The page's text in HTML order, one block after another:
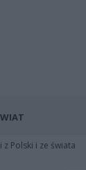
Polski i ze świata